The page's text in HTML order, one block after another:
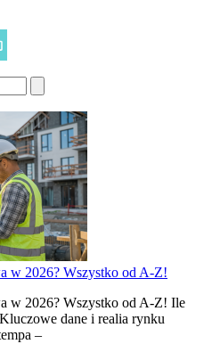
w 2026? Wszystko od A-Z!
w 2026? Wszystko od A-Z! Ile
dane i realia rynku
–